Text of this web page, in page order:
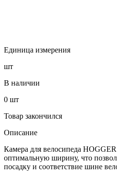
Единица измерения
шт
В наличии
0 шт
Товар закончился
Описание
Камера для велосипеда
оптимальную ширину, что
посадку и соответствие шине